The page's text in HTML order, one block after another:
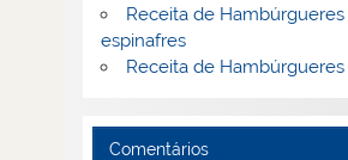
Receita de
espinafres
Receita de Hambúrgueres
Comentários